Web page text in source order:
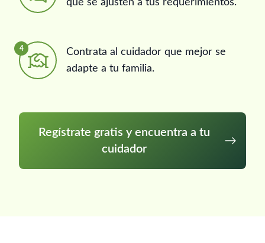
que se ajusten a tus requerimientos.
4
Contrata al cuidador que mejor se
adapte a tu familia.
Regístrate gratis y encuentra a tu
cuidador